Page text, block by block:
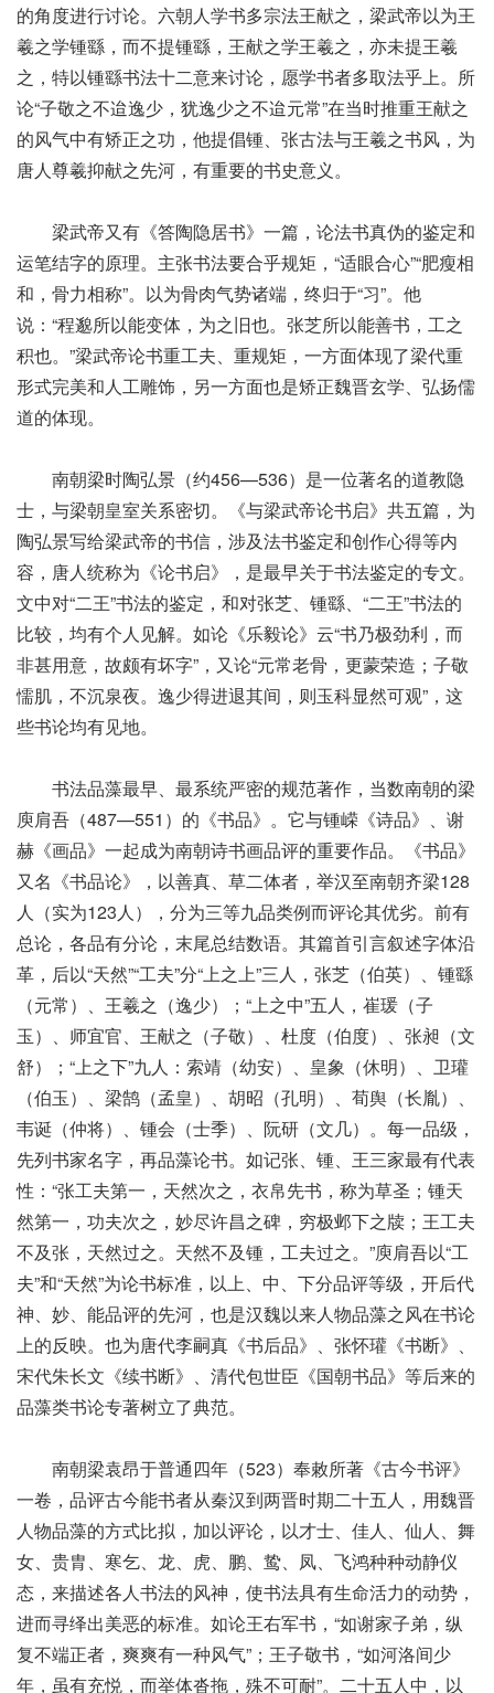
的角度进行讨论。六朝人学书多宗法王献之，梁武帝以为王
羲之学锺繇，而不提锺繇，王献之学王羲之，亦未提王羲
之，特以锺繇书法十二意来讨论，愿学书者多取法乎上。所
论“子敬之不迨逸少，犹逸少之不迨元常”在当时推重王献之
的风气中有矫正之功，他提倡锺、张古法与王羲之书风，为
唐人尊羲抑献之先河，有重要的书史意义。
梁武帝又有《答陶隐居书》一篇，论法书真伪的鉴定和
运笔结字的原理。主张书法要合乎规矩，“适眼合心”“肥瘦相
和，骨力相称”。以为骨肉气势诸端，终归于“习”。他
说：“程邈所以能变体，为之旧也。张芝所以能善书，工之
积也。”梁武帝论书重工夫、重规矩，一方面体现了梁代重
形式完美和人工雕饰，另一方面也是矫正魏晋玄学、弘扬儒
道的体现。
南朝梁时陶弘景（约456—536）是一位著名的道教隐
士，与梁朝皇室关系密切。《与梁武帝论书启》共五篇，为
陶弘景写给梁武帝的书信，涉及法书鉴定和创作心得等内
容，唐人统称为《论书启》，是最早关于书法鉴定的专文。
文中对“二王”书法的鉴定，和对张芝、锺繇、“二王”书法的
比较，均有个人见解。如论《乐毅论》云“书乃极劲利，而
非甚用意，故颇有坏字”，又论“元常老骨，更蒙荣造；子敬
懦肌，不沉泉夜。逸少得进退其间，则玉科显然可观”，这
些书论均有见地。
书法品藻最早、最系统严密的规范著作，当数南朝的梁
庾肩吾（487—551）的《书品》。它与锺嵘《诗品》、谢
赫《画品》一起成为南朝诗书画品评的重要作品。《书品》
又名《书品论》，以善真、草二体者，举汉至南朝齐梁128
人（实为123人），分为三等九品类例而评论其优劣。前有
总论，各品有分论，末尾总结数语。其篇首引言叙述字体沿
革，后以“天然”“工夫”分“上之上”三人，张芝（伯英）、锺繇
（元常）、王羲之（逸少）；“上之中”五人，崔瑗（子
玉）、师宜官、王献之（子敬）、杜度（伯度）、张昶（文
舒）；“上之下”九人：索靖（幼安）、皇象（休明）、卫瓘
（伯玉）、梁鹄（孟皇）、胡昭（孔明）、荀舆（长胤）、
韦诞（仲将）、锺会（士季）、阮研（文几）。每一品级，
先列书家名字，再品藻论书。如记张、锺、王三家最有代表
性：“张工夫第一，天然次之，衣帛先书，称为草圣；锺天
然第一，功夫次之，妙尽许昌之碑，穷极邺下之牍；王工夫
不及张，天然过之。天然不及锺，工夫过之。”庾肩吾以“工
夫”和“天然”为论书标准，以上、中、下分品评等级，开后代
神、妙、能品评的先河，也是汉魏以来人物品藻之风在书论
上的反映。也为唐代李嗣真《书后品》、张怀瓘《书断》、
宋代朱长文《续书断》、清代包世臣《国朝书品》等后来的
品藻类书论专著树立了典范。
南朝梁袁昂于普通四年（523）奉敕所著《古今书评》
一卷，品评古今能书者从秦汉到两晋时期二十五人，用魏晋
人物品藻的方式比拟，加以评论，以才士、佳人、仙人、舞
女、贵胄、寒乞、龙、虎、鹏、鸷、凤、飞鸿种种动静仪
态，来描述各人书法的风神，使书法具有生命活力的动势，
进而寻绎出美恶的标准。如论王右军书，“如谢家子弟，纵
复不端正者，爽爽有一种风气”；王子敬书，“如河洛间少
年，虽有充悦，而举体沓拖，殊不可耐”。二十五人中，以